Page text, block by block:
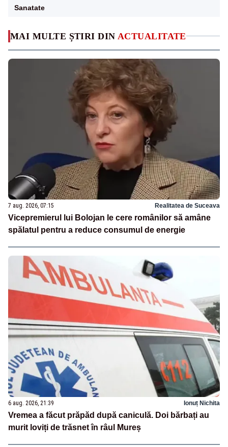
MAI MULTE ȘTIRI DIN ACTUALITATE
7 aug. 2026, 07:15 Realitatea de Suceava
Vicepremierul lui Bolojan le cere românilor să amâne
spălatul pentru a reduce consumul de energie
6 aug. 2026, 21:39 Ionuț Nichita
Vremea a făcut prăpăd după caniculă. Doi bărbați au
murit loviți de trăsnet în râul Mureș
Sanatate